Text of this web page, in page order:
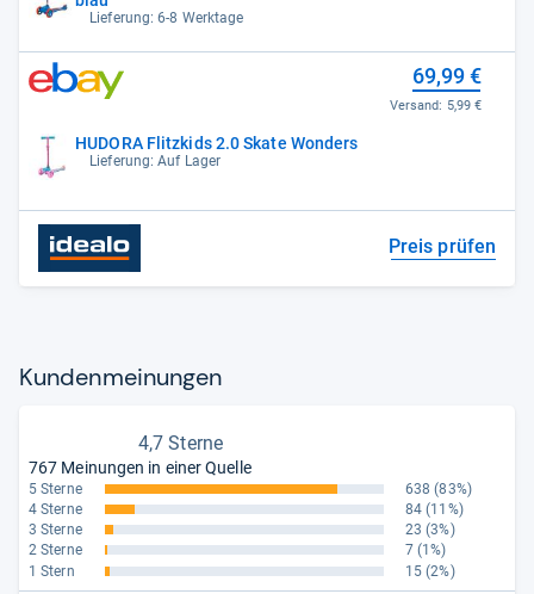
Lieferung: 6-8 Werktage
HUDORA Flitzkids 2.0 Skate Wonders
Lieferung: Auf Lager
69,99 €
Versand: 5,99 €
Preis prüfen
Kun­den­mei­nun­gen
4,7 Sterne
767 Meinungen in einer Quelle
5 Sterne 638 (83%)
4 Sterne
84 (11%)
3 Sterne
23 (3%)
2 Sterne
7 (1%)
1 Stern
15 (2%)